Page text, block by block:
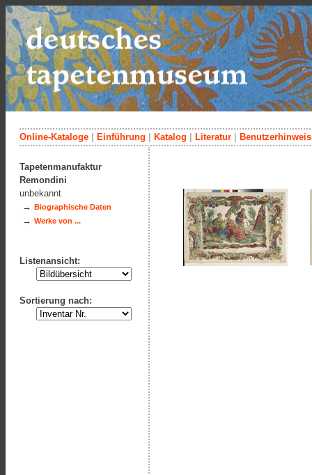
Online-Kataloge Einführung Katalog Literatur Benutzerhinweis
Tapetenmanufaktur
Remondini
unbekannt
→ Biographische Daten
→ Werke von ...
Listenansicht:
Sortierung nach: